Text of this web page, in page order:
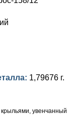
1,79676 г.
увенчанный